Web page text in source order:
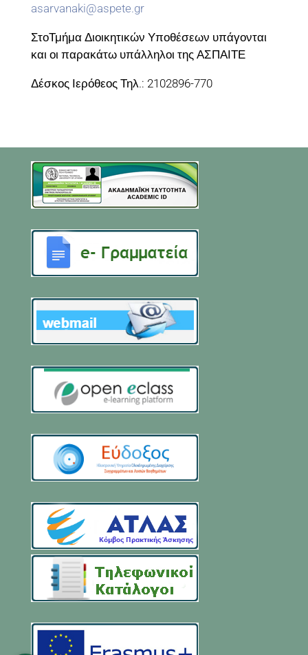
asarvanaki@aspete.gr
ΣτοΤμήμα Διοικητικών Υποθέσεων υπάγονται
και οι παρακάτω υπάλληλοι της ΑΣΠΑΙΤΕ
Δέσκος Ιερόθεος Τηλ.: 2102896-770